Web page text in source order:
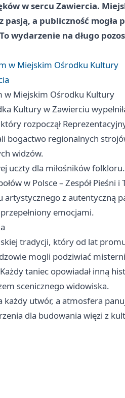
w sercu Zawiercia.
pasją, a publiczność mogła
wydarzenie na długo
w Miejskim Ośrodku Kultury
w Miejskim Ośrodku Kultury
Kultury w Zawierciu
rozpoczął
bogactwo regionalnych
widzów.
uczty dla miłośników
w Polsce – Zespół Pieśni i
artystycznego z autentyczną
emocjami.
tradycji, który od lat
mogli podziwiać
taniec opowiadał inną
scenicznego widowiska.
każdy utwór, a atmosfera
dla budowania więzi z